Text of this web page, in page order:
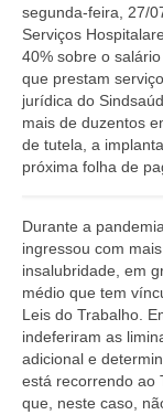
segunda-feira, 27/
Serviços
40% sobre o
que prestam
jurídica do
mais de duzentos
de tutela, a
próxima folha de
Durante a
ingressou com
insalubridade, em
médio que tem
Leis do Trabalho.
indeferiram as
adicional e
está recorrendo ao
que, neste caso,